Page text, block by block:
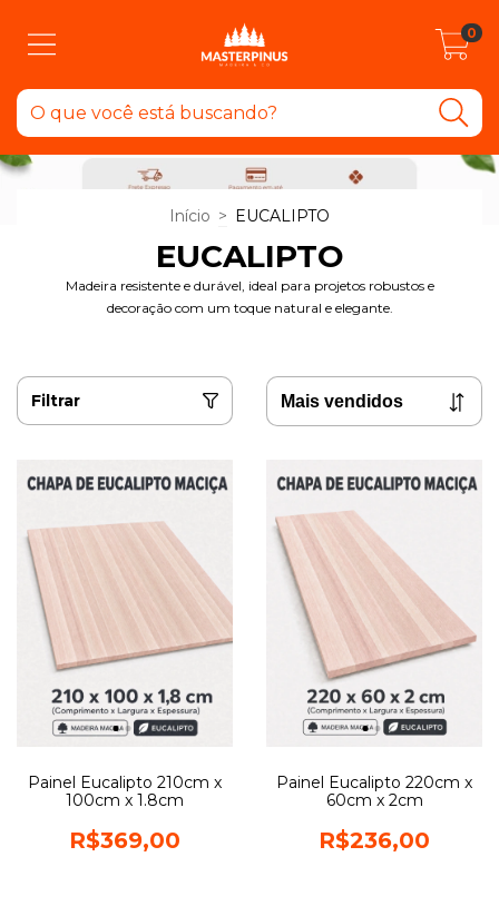
0
Início > EUCALIPTO
EUCALIPTO
Madeira resistente e durável, ideal para projetos robustos e
decoração com um toque natural e elegante.
Filtrar
Painel Eucalipto 210cm x
100cm x 1.8cm
R$369,00
Painel Eucalipto 220cm x
60cm x 2cm
R$236,00